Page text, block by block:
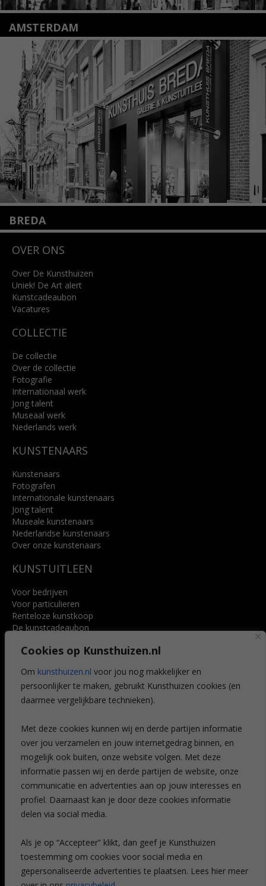
Cookies op Kunsthuizen.nl
Om kunsthuizen.nl voor jou nog makkelijker en
persoonlijker te maken, gebruikt Kunsthuizen cookies (en
daarmee vergelijkbare technieken).
Met deze cookies kunnen wij en derde partijen informatie
over jou verzamelen en jouw internetgedrag binnen, en
mogelijk ook buiten, onze website volgen. Met deze
informatie passen wij en derde partijen de website, onze
communicatie en advertenties aan op jouw interesses en
profiel. Daarnaast kan je door deze cookies informatie
delen via social media.
Als je op “Accepteer” klikt, dan geef je Kunsthuizen
toestemming om cookies voor social media en
gepersonaliseerde advertenties te plaatsen. Lees hier meer
AMSTERDAM
Amstelveenseweg 135
1075 VX Amsterdam
+31 (0)20 2332546
info@kunsthuisamsterdam.nl
Lees meer
BREDA
4818 SB Breda
info@kunsthuisbreda.nl
Lees meer
OVER ONS
Over De Kunsthuizen
Uniek! De Art alert
Kunstcadeaubon
Vacatures
COLLECTIE
De collectie
Over de collectie
Fotografie
Internationaal werk
Jong talent
Museaal werk
Nederlands werk
KUNSTENAARS
Kunstenaars
Fotografen
Internationale kunstenaars
Jong talent
Museale kunstenaars
Nederlandse kunstenaars
Over onze kunstenaars
KUNSTUITLEEN
Voor bedrijven
Voor particulieren
Renteloze kunstkoop
De kunstcadeaubon
Voordelen
Veelgestelde vragen
CONTACT
Leiden
Amsterdam
Breda
Favorieten
Mijn art alert
NIEUWSBRIEF